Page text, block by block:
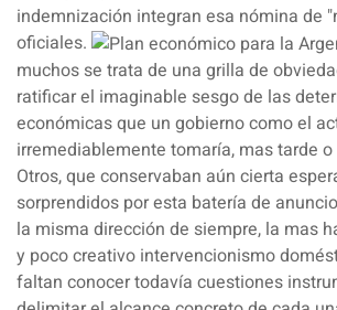
indemnización integran esa nómina de
oficiales.
muchos se trata de una grilla de
ratificar el imaginable sesgo de las
económicas que un gobierno como el
irremediablemente tomaría, mas tarde
Otros, que conservaban aún cierta
sorprendidos por esta batería de
la misma dirección de siempre, la mas
y poco creativo intervencionismo
faltan conocer todavía cuestiones